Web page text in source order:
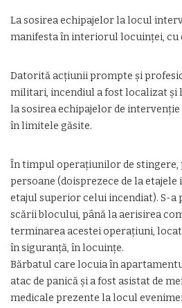
La sosirea echipajelor la locul
manifesta în interiorul locuinței, cu
Datorită acţiunii prompte şi
militari, incendiul a fost localizat şi
la sosirea echipajelor de
în limitele găsite.
În timpul operațiunilor de stingere,
persoane (doisprezece de la etajele
etajul superior celui incendiat). S-a
scării blocului, până la aerisirea
terminarea acestei operațiuni,
în siguranță, în locuințe.
Bărbatul care locuia în
atac de panică și a fost asistat de
medicale prezente la locul